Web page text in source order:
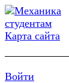
Карта сайта
Войти